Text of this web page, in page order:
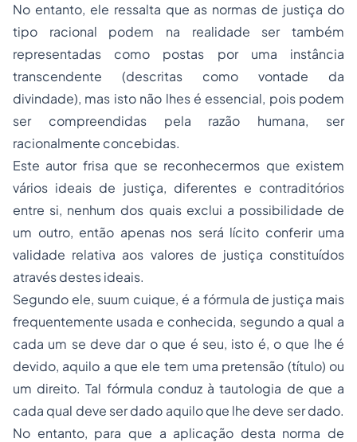
No entanto, ele ressalta que as normas de justiça do
tipo racional podem na realidade ser também
representadas como postas por uma instância
transcendente (descritas como vontade da
divindade), mas isto não lhes é essencial, pois podem
ser compreendidas pela razão humana, ser
racionalmente concebidas.
Este autor frisa que se reconhecermos que existem
vários ideais de justiça, diferentes e contraditórios
entre si, nenhum dos quais exclui a possibilidade de
um outro, então apenas nos será lícito conferir uma
validade relativa aos valores de justiça constituídos
através destes ideais.
Segundo ele, suum cuique, é a fórmula de justiça mais
frequentemente usada e conhecida, segundo a qual a
cada um se deve dar o que é seu, isto é, o que lhe é
devido, aquilo a que ele tem uma pretensão (título) ou
um direito. Tal fórmula conduz à tautologia de que a
cada qual deve ser dado aquilo que lhe deve ser dado.
No entanto, para que a aplicação desta norma de